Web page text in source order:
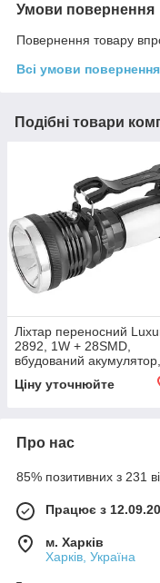
Умови повернення
Повернення товару
Всі умови повернення
Подібні товари
Ліхтар переносний
2892, 1W + 28SMD,
вбудований акумулятор,
Ціну уточнюйте
Про нас
85% позитивних з 231
Працює з
м. Харків
Харків, Україна